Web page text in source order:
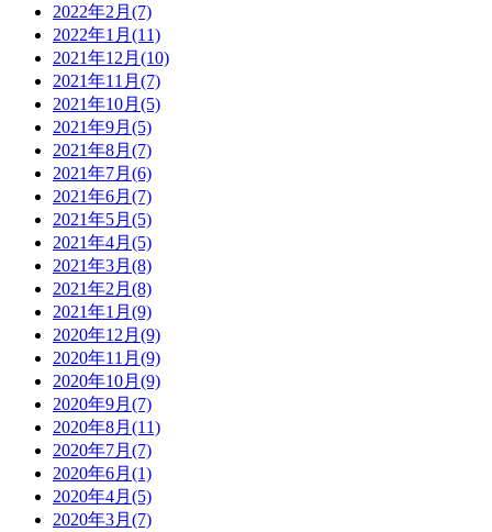
2022年2月(7)
2022年1月(11)
2021年12月(10)
2021年11月(7)
2021年10月(5)
2021年9月(5)
2021年8月(7)
2021年7月(6)
2021年6月(7)
2021年5月(5)
2021年4月(5)
2021年3月(8)
2021年2月(8)
2021年1月(9)
2020年12月(9)
2020年11月(9)
2020年10月(9)
2020年9月(7)
2020年8月(11)
2020年7月(7)
2020年6月(1)
2020年4月(5)
2020年3月(7)